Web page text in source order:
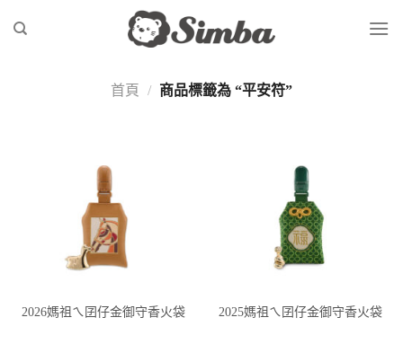
首頁 / 商品標籤為 “平安符”
2026媽祖ㄟ囝仔金御守香火袋 2025媽祖ㄟ囝仔金御守香火袋